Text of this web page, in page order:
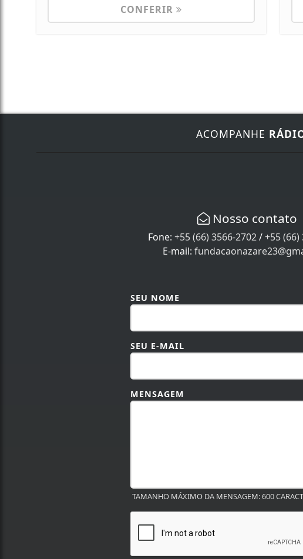
CONFERIR
ACOMPANHE
Nosso contato
Fone: +55 (66) 3566-2702/+55 (66)
E-mail:
SEU NOME
SEU E-MAIL
MENSAGEM
TAMANHO MÁXIMO DA MENSAGEM: 600